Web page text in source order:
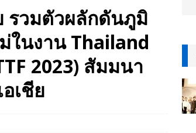
พุ่งชนกำแพง ‘บ้านใหญ่’ ใน
รวมตัวผลักดันภูมิ
ในงาน Thailand
2023) สัมมนา
เชีย